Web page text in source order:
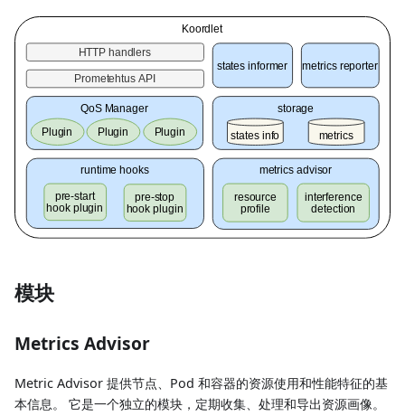
模块
Metrics Advisor
Metric Advisor 提供节点、Pod 和容器的资源使用和性能特征的基
本信息。 它是一个独立的模块，定期收集、处理和导出资源画像。